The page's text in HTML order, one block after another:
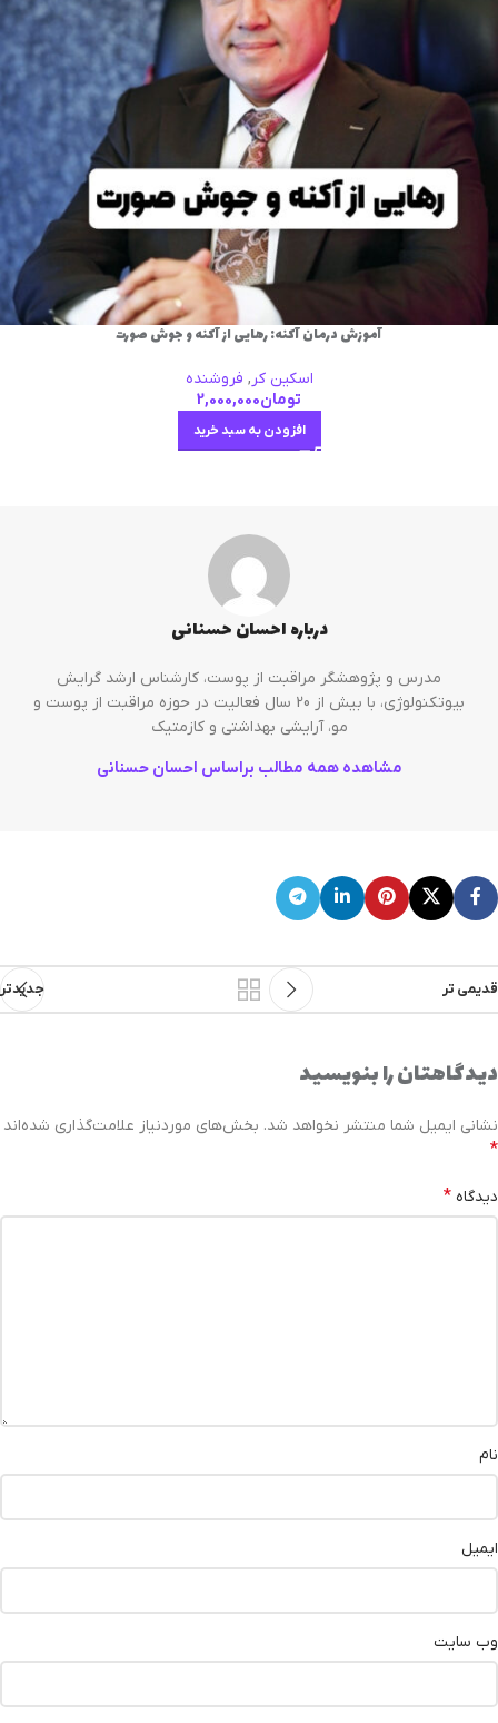
آموزش درمان آکنه: رهایی از آکنه و جوش صورت
اسکین کر, فروشنده
تومان2,000,000
افزودن به سبد خرید
درباره احسان حسنانی
مدرس و پژوهشگر مراقبت از پوست، کارشناس ارشد گرایش
بیوتکنولوژی، با بیش از 20 سال فعالیت در حوزه مراقبت از پوست و
مو، آرایشی بهداشتی و کازمتیک
مشاهده همه مطالب براساس احسان حسنانی
جدیدتر قدیمی تر
دیدگاهتان را بنویسید
نشانی ایمیل شما منتشر نخواهد شد. بخش‌های موردنیاز علامت‌گذاری شده‌اند
*
دیدگاه *
نام
ایمیل
وب‌ سایت